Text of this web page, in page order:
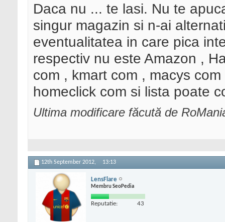
Daca nu ... te lasi. Nu te
singur magazin si n-ai
eventualitatea in care pica
respectiv nu este Amazon ,
com , kmart com , macys
homeclick com si lista poate
Ultima modificare făcută de
12th September 2012, 13:13
LensFlare
Membru SeoPedia
Reputatie: 43